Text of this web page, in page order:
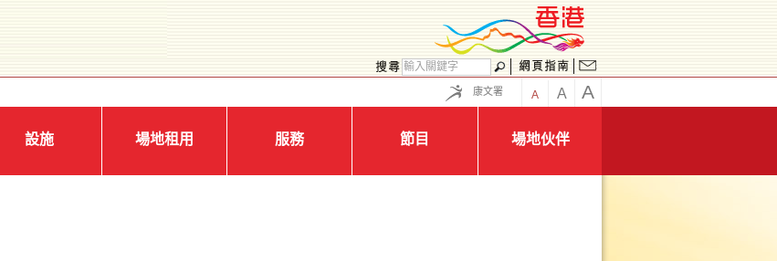
康文署 A A A
設施 場地租用 服務 節目 場地伙伴